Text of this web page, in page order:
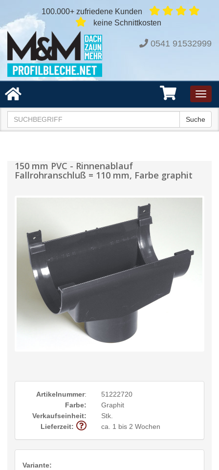
100.000+ zufriedene Kunden
keine Schnittkosten
0541 91532999
Suche
150 mm PVC - Rinnenablauf
Fallrohranschluß = 110 mm, Farbe graphit
Artikelnummer:
51222720
Farbe:
Graphit
Verkaufseinheit:
Stk.
Lieferzeit:
ca. 1 bis 2 Wochen
Variante: